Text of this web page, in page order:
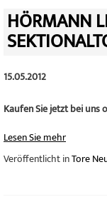
HÖRMANN
15.05.2012
Kaufen Sie jetzt bei uns
Lesen Sie mehr
Veröffentlicht inTore